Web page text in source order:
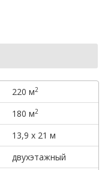
220 м2
180 м2
13,9 х 21 м
двухэтажный